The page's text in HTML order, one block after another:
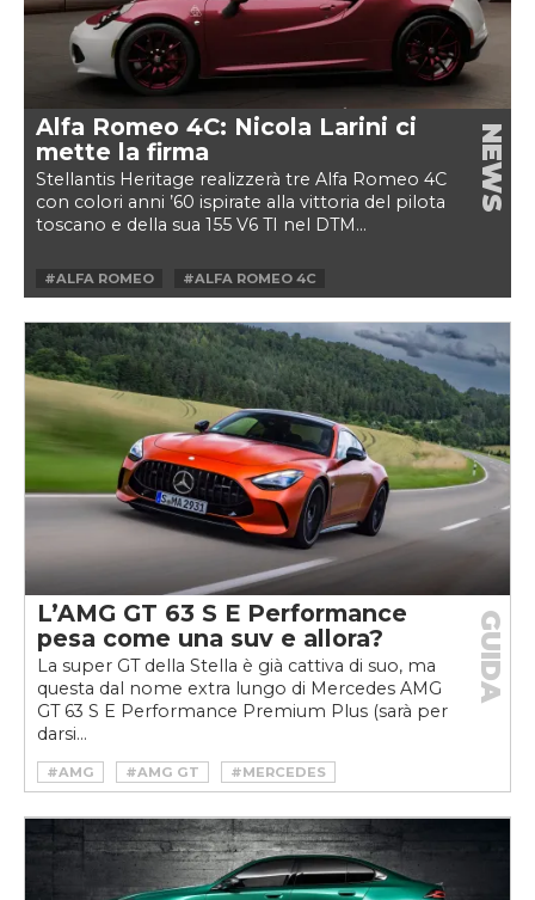
Alfa Romeo 4C: Nicola Larini ci
mette la firma
Stellantis Heritage realizzerà tre Alfa Romeo 4C
con colori anni ’60 ispirate alla vittoria del pilota
toscano e della sua 155 V6 TI nel DTM...
NEWS
#ALFA ROMEO
#ALFA ROMEO 4C
L’AMG GT 63 S E Performance
pesa come una suv e allora?
La super GT della Stella è già cattiva di suo, ma
questa dal nome extra lungo di Mercedes AMG
GT 63 S E Performance Premium Plus (sarà per
darsi...
GUIDA
#AMG #AMG GT
#MERCEDES
#VELOCEKW